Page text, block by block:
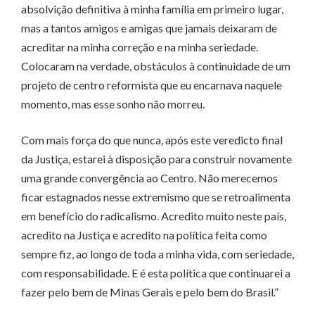
absolvição definitiva à minha família em primeiro lugar,
mas a tantos amigos e amigas que jamais deixaram de
acreditar na minha correção e na minha seriedade.
Colocaram na verdade, obstáculos à continuidade de um
projeto de centro reformista que eu encarnava naquele
momento, mas esse sonho não morreu.
Com mais força do que nunca, após este veredicto final
da Justiça, estarei à disposição para construir novamente
uma grande convergência ao Centro. Não merecemos
ficar estagnados nesse extremismo que se retroalimenta
em benefício do radicalismo. Acredito muito neste país,
acredito na Justiça e acredito na política feita como
sempre fiz, ao longo de toda a minha vida, com seriedade,
com responsabilidade. E é esta política que continuarei a
fazer pelo bem de Minas Gerais e pelo bem do Brasil.”